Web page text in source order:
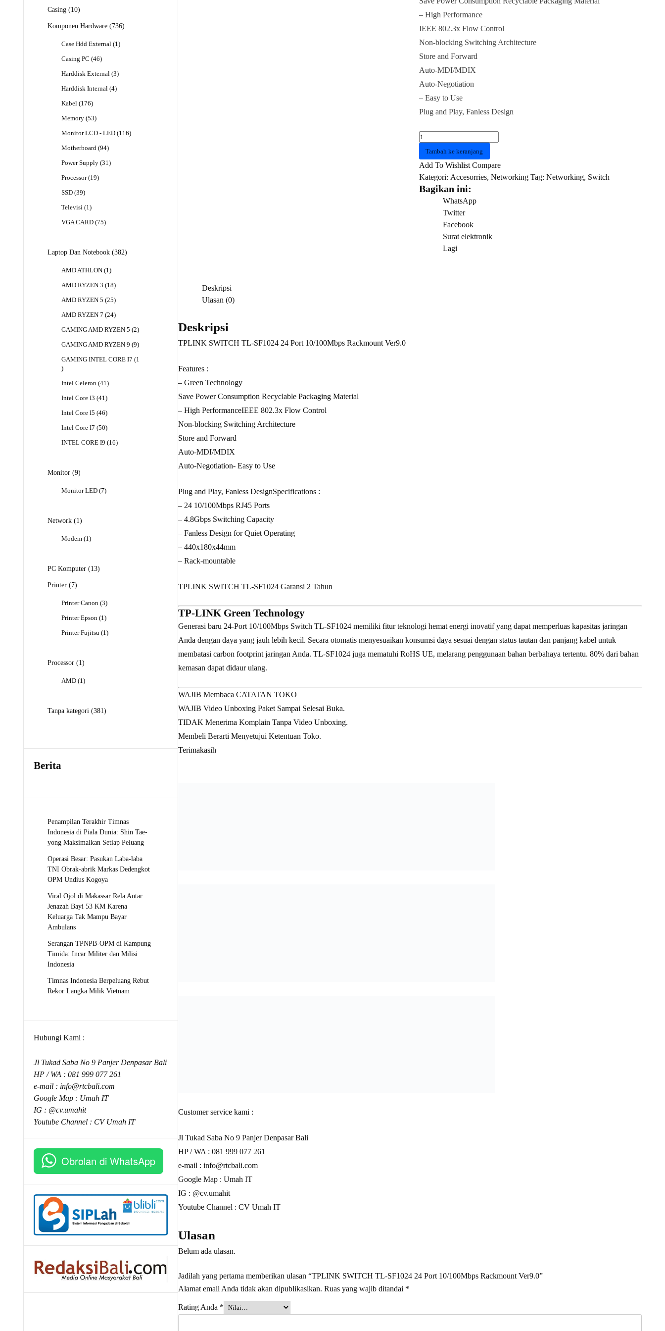
– High Performance
IEEE 802.3x Flow Control
Non-blocking Switching Architecture
Store and Forward
Auto-MDI/MDIX
Auto-Negotiation
– Easy to Use
Plug and Play, Fanless Design
Kuantitas
TPLINK
SWITCH
SF1024
Tambah ke keranjang
Add To Wishlist Compare
Kategori: Accesorries, Networking Tag: Networking, Switch
Bagikan ini:
WhatsApp
Twitter
Facebook
Surat elektronik
Lagi
Deskripsi
Ulasan (0)
Deskripsi
TPLINK SWITCH TL-SF1024 24 Port 10/100Mbps Rackmount Ver9.0
Features :
– Green Technology
Save Power Consumption Recyclable Packaging Material
– High PerformanceIEEE 802.3x Flow Control
Non-blocking Switching Architecture
Store and Forward
Auto-MDI/MDIX
Auto-Negotiation- Easy to Use
Plug and Play, Fanless DesignSpecifications :
– 24 10/100Mbps RJ45 Ports
– 4.8Gbps Switching Capacity
– Fanless Design for Quiet Operating
– 440x180x44mm
– Rack-mountable
TPLINK SWITCH TL-SF1024 Garansi 2 Tahun
TP-LINK Green Technology
Generasi baru 24-Port 10/100Mbps Switch TL-SF1024 memiliki fitur teknologi hemat energi inovatif yang dapat memperluas kapasitas jaringan
Anda dengan daya yang jauh lebih kecil. Secara otomatis menyesuaikan konsumsi daya sesuai dengan status tautan dan panjang kabel untuk
membatasi carbon footprint jaringan Anda. TL-SF1024 juga mematuhi RoHS UE, melarang penggunaan bahan berbahaya tertentu. 80% dari bahan
kemasan dapat didaur ulang.
WAJIB Membaca CATATAN TOKO
WAJIB Video Unboxing Paket Sampai Selesai Buka.
TIDAK Menerima Komplain Tanpa Video Unboxing.
Membeli Berarti Menyetujui Ketentuan Toko.
Terimakasih
Customer service kami :
Jl Tukad Saba No 9 Panjer Denpasar Bali
HP / WA : 081 999 077 261
e-mail : info@rtcbali.com
Google Map : Umah IT
IG : @cv.umahit
Youtube Channel : CV Umah IT
Ulasan
Belum ada ulasan.
Jadilah yang pertama memberikan ulasan “TPLINK SWITCH TL-SF1024 24 Port 10/100Mbps Rackmount Ver9.0”
Alamat email Anda tidak akan dipublikasikan. Ruas yang wajib ditandai *
Rating Anda *
Casing
1010
Komponen Hardware
736736
Case Hdd External 11
Casing PC 4646
Harddisk External 33
Harddisk Internal 44
Kabel 176176
Memory 5353
Monitor LCD - LED 116116
Motherboard 9494
Power Supply 3131
Processor 1919
SSD 3939
Televisi 11
VGA CARD 7575
Laptop Dan Notebook 382382
AMD ATHLON 11
AMD RYZEN 3
1818
AMD RYZEN 5 2525
AMD RYZEN 7 2424
GAMING AMD RYZEN 5 22
GAMING AMD RYZEN 9 99
GAMING INTEL CORE I7
1
1
Intel Celeron 4141
Intel Core I3 4141
Intel Core I5 4646
Intel Core I7 5050
INTEL CORE I9
1616
Monitor 99
Monitor LED 77
Network 11
Modem 11
PC Komputer 1313
Printer
77
Printer Canon 33
Printer Epson 11
Printer Fujitsu 11
Processor 11
AMD 11
Tanpa kategori 381381
Berita
Penampilan Terakhir Timnas
Indonesia di Piala Dunia: Shin Tae-
yong Maksimalkan Setiap Peluang
Operasi Besar: Pasukan Laba-laba
TNI Obrak-abrik Markas Dedengkot
OPM Undius Kogoya
Viral Ojol di Makassar Rela Antar
Jenazah Bayi 53 KM Karena
Keluarga Tak Mampu Bayar
Ambulans
Serangan TPNPB-OPM di Kampung
Timida: Incar Militer dan Milisi
Indonesia
Timnas Indonesia Berpeluang Rebut
Rekor Langka Milik Vietnam
Hubungi Kami :
Jl Tukad Saba No 9 Panjer Denpasar Bali
HP / WA : 081 999 077 261
e-mail : info@rtcbali.com
Google Map : Umah IT
IG : @cv.umahit
Youtube Channel : CV Umah IT
Obrolan di WhatsApp